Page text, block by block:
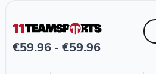
€59.96 - €59.96